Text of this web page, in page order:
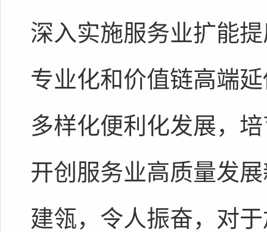
深入实施服务业扩能
专业化和价值链高端
多样化便利化发展，
开创服务业高质量发
建瓴，令人振奋，对